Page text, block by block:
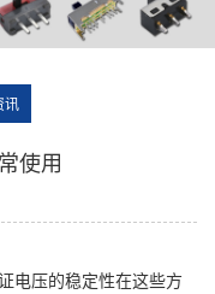
讯
使用
压的稳定性在这些方